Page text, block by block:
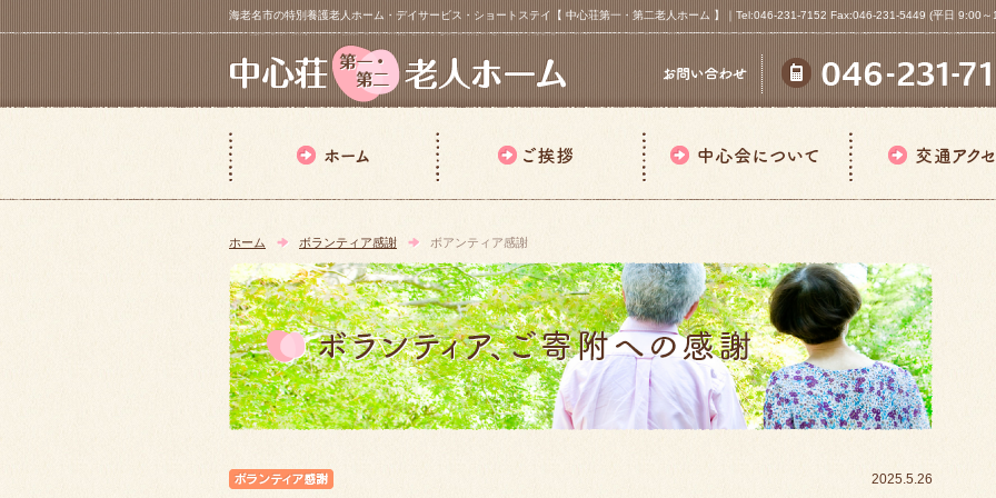
海老名市の特別養護老人ホーム・デイサービス・ショートステイ【 中心荘第一・第二老人ホーム 】｜Tel:046-231-7152 Fax:046-231-5449 (平日 9:00
ホーム ボランティア感謝 ボアンティア感謝
2025.5.26